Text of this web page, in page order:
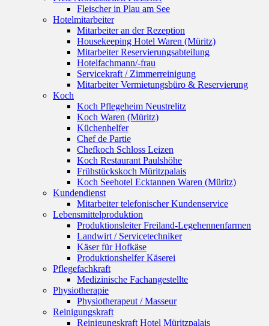
Fleischer in Plau am See
Hotelmitarbeiter
Mitarbeiter an der Rezeption
Housekeeping Hotel Waren (Müritz)
Mitarbeiter Reservierungsabteilung
Hotelfachmann/-frau
Servicekraft / Zimmerreinigung
Mitarbeiter Vermietungsbüro & Reservierung
Koch
Koch Pflegeheim Neustrelitz
Koch Waren (Müritz)
Küchenhelfer
Chef de Partie
Chefkoch Schloss Leizen
Koch Restaurant Paulshöhe
Frühstückskoch Müritzpalais
Koch Seehotel Ecktannen Waren (Müritz)
Kundendienst
Mitarbeiter telefonischer Kundenservice
Lebensmittelproduktion
Produktionsleiter Freiland-Legehennenfarmen
Landwirt / Servicetechniker
Käser für Hofkäse
Produktionshelfer Käserei
Pflegefachkraft
Medizinische Fachangestellte
Physiotherapie
Physiotherapeut / Masseur
Reinigungskraft
Reinigungskraft Hotel Müritzpalais